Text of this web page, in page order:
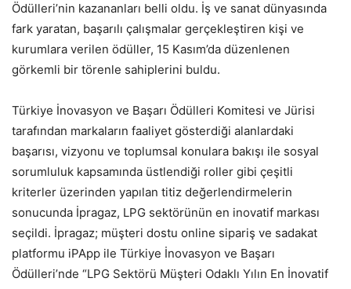
Ödülleri’nin kazananları belli oldu. İş ve sanat dünyasında
fark yaratan, başarılı çalışmalar gerçekleştiren kişi ve
kurumlara verilen ödüller, 15 Kasım’da düzenlenen
görkemli bir törenle sahiplerini buldu.
Türkiye İnovasyon ve Başarı Ödülleri Komitesi ve Jürisi
tarafından markaların faaliyet gösterdiği alanlardaki
başarısı, vizyonu ve toplumsal konulara bakışı ile sosyal
sorumluluk kapsamında üstlendiği roller gibi çeşitli
kriterler üzerinden yapılan titiz değerlendirmelerin
sonucunda İpragaz, LPG sektörünün en inovatif markası
seçildi. İpragaz; müşteri dostu online sipariş ve sadakat
platformu iPApp ile Türkiye İnovasyon ve Başarı
Ödülleri’nde “LPG Sektörü Müşteri Odaklı Yılın En İnovatif